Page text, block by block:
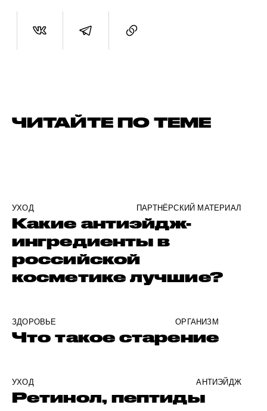
ЧИТАЙТЕ ПО ТЕМЕ
УХОД ПАРТНЁРСКИЙ МАТЕРИАЛ
Какие антиэйдж-
ингредиенты в
российской
косметике лучшие?
ЗДОРОВЬЕ ОРГАНИЗМ
Что такое старение
УХОД АНТИЭЙДЖ
Ретинол, пептиды